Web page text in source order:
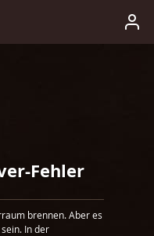
Fehler
brennen. Aber es
In der